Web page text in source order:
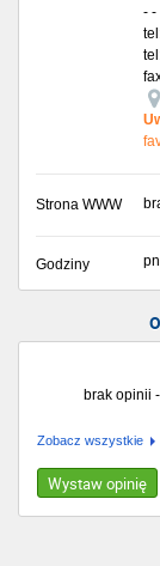
- -
Strona WWW
Godziny
brak opinii -
Zobacz wszystkie
Wystaw opinię